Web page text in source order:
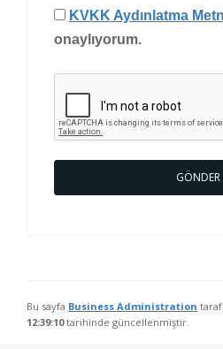
KVKK Aydınlatma
onaylıyorum.
GÖNDER
Bu sayfa Business Administration
12:39:10tarihinde güncellenmiştir.